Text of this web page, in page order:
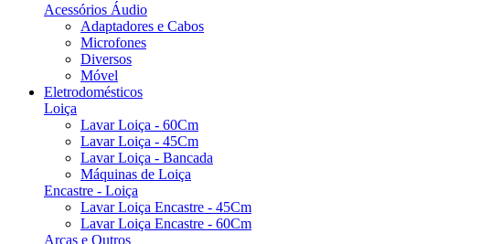
Acessórios Áudio
Adaptadores e Cabos
Microfones
Diversos
Móvel
Eletrodomésticos
Loiça
Lavar Loiça - 60Cm
Lavar Loiça - 45Cm
Lavar Loiça - Bancada
Máquinas de Loiça
Encastre - Loiça
Lavar Loiça Encastre - 45Cm
Lavar Loiça Encastre - 60Cm
Arcas e Outros